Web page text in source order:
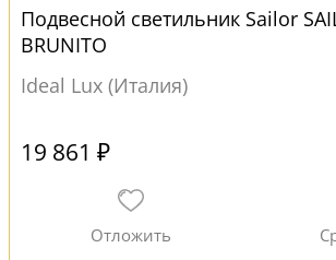
Подвесной светильник Sailor
BRUNITO
Ideal Lux (Италия)
19 861 ₽